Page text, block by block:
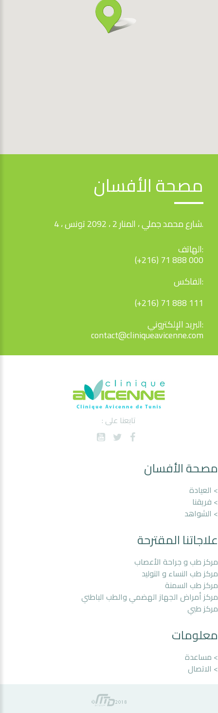
مصحة الأفسان
4 ، شارع محمد جملي ، المنار 2 ، 2092 تونس.
الهاتف:
(+216) 71 888 000
الفاكس:
(+216) 71 888 111
البريد الإلكتروني:
contact@cliniqueavicenne.com
تابعنا على :
مصحة الأفسان
> العيادة
> فريقنا
> الشواهد
علاجاتنا المقترحة
مركز طب و جراحة الأعصاب
مركز طب النساء و التوليد
مركز طب السمنة
مركز أمراض الجهاز الهضمي والطب الباطني
مركز طبي
معلومات
> مساعدة
> الاتصال